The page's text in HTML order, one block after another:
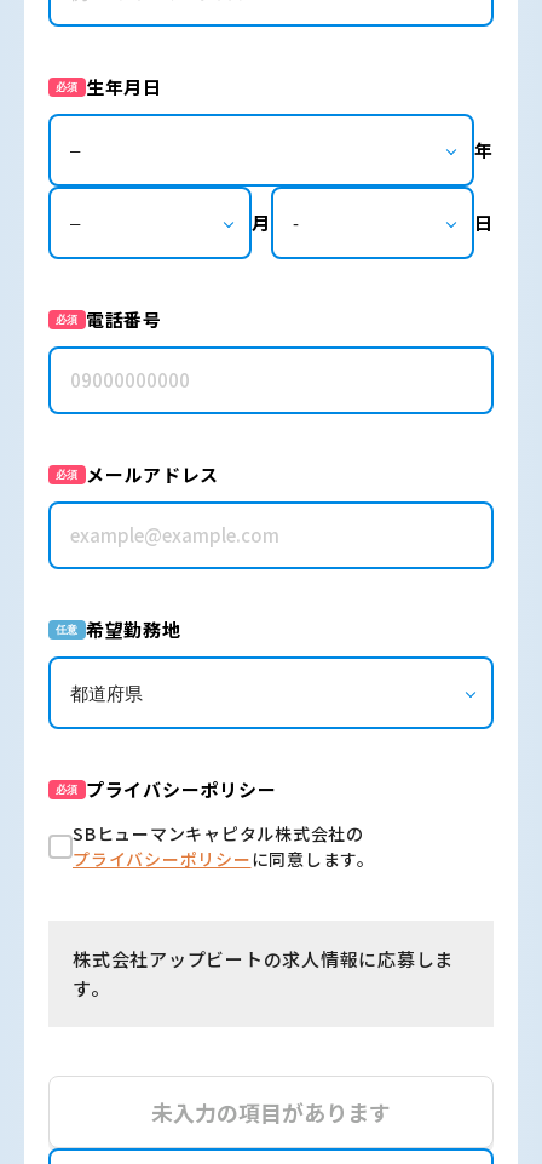
必須 生年月日
年
月 日
必須 電話番号
必須 メールアドレス
任意 希望勤務地
必須 プライバシーポリシー
SBヒューマンキャピタル株式会社の
プライバシーポリシーに同意します。
株式会社アップビートの求人情報に応募しま
す。
未入力の項目があります